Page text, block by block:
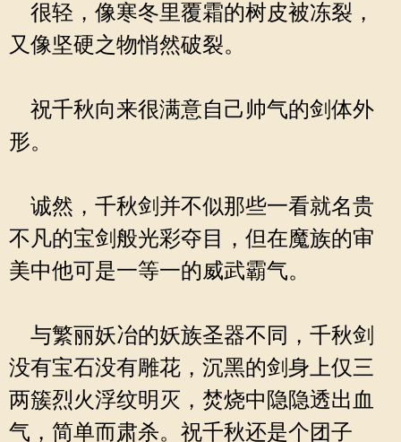
很轻，像寒冬里覆霜的树皮被冻裂，
又像坚硬之物悄然破裂。
祝千秋向来很满意自己帅气的剑体外
形。
诚然，千秋剑并不似那些一看就名贵
不凡的宝剑般光彩夺目，但在魔族的审
美中他可是一等一的威武霸气。
与繁丽妖冶的妖族圣器不同，千秋剑
没有宝石没有雕花，沉黑的剑身上仅三
两簇烈火浮纹明灭，焚烧中隐隐透出血
气，简单而肃杀。祝千秋还是个团子